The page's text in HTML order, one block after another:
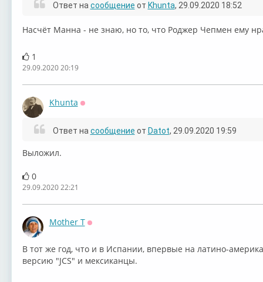
Ответ на сообщение от Khunta, 29.09.2020 18:52
Насчёт Манна - не знаю, но то, что ⁣Роджер Чепмен ему
1
29.09.2020 20:19
Khunta
Ответ на сообщение от Datot, 29.09.2020 19:59
Выложил.
0
29.09.2020 22:21
Mother T
В тот же год, что и в Испании, впервые на латино-
версию "JCS" и мексиканцы.